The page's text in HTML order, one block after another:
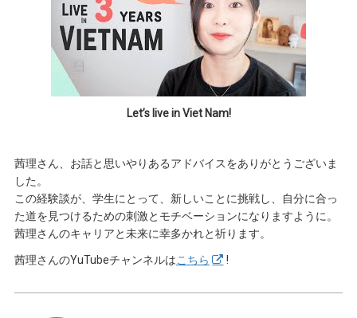
Let’s live in Viet Nam!
茜理さん、お話と思いやりあるアドバイスをありがとうございま
した。
この経験談が、学生にとって、新しいことに挑戦し、自分に合っ
た道を見つけるための刺激とモチベーションになりますように。
茜理さんのキャリアと未来に幸多かれと祈ります。
茜理さんのYuTubeチャンネルはこちら !